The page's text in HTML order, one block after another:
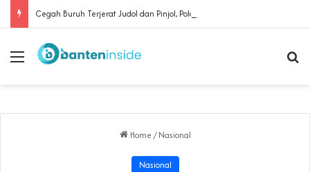
Menu
Home / Nasional
Nasional